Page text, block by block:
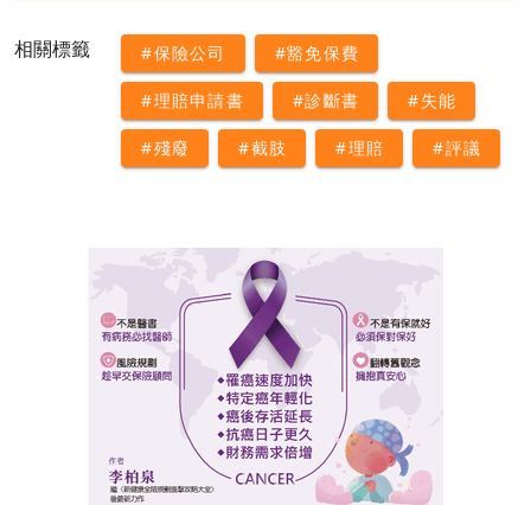
相關標籤 #保險公司 #豁免保費
#理賠申請書 #診斷書 #失能
#殘廢 #截肢 #理賠 #評議